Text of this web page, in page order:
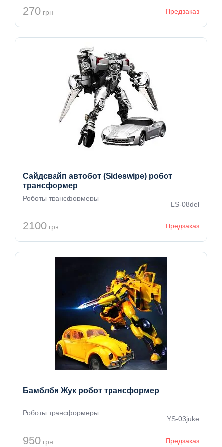
270 грн Предзаказ
Сайдсвайп автобот (Sideswipe) робот
трансформер
Роботы трансформеры
LS-08del
2100 грн Предзаказ
Бамблби Жук робот трансформер
Роботы трансформеры
YS-03juke
950 грн Предзаказ